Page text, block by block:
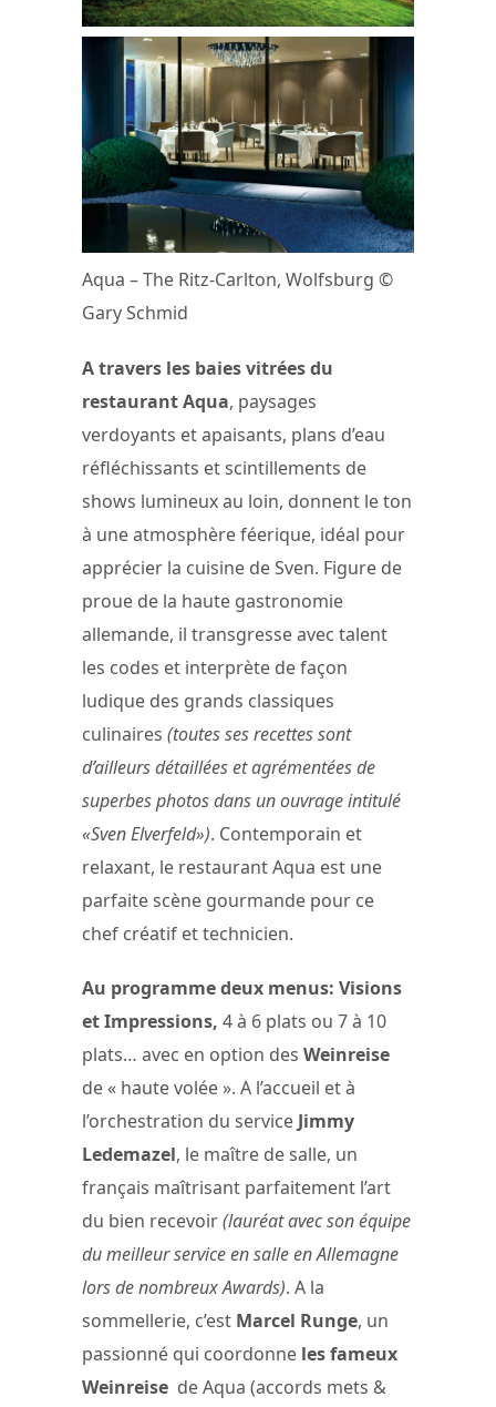
Aqua – The Ritz-Carlton, Wolfsburg ©
Gary Schmid
A travers les baies vitrées du
restaurant Aqua, paysages
verdoyants et apaisants, plans d’eau
réfléchissants et scintillements de
shows lumineux au loin, donnent le ton
à une atmosphère féerique, idéal pour
apprécier la cuisine de Sven. Figure de
proue de la haute gastronomie
allemande, il transgresse avec talent
les codes et interprète de façon
ludique des grands classiques
culinaires (toutes ses recettes sont
d’ailleurs détaillées et agrémentées de
superbes photos dans un ouvrage intitulé
«Sven Elverfeld»). Contemporain et
relaxant, le restaurant Aqua est une
parfaite scène gourmande pour ce
chef créatif et technicien.
Au programme deux menus: Visions
et Impressions, 4 à 6 plats ou 7 à 10
plats… avec en option des Weinreise
de « haute volée ». A l’accueil et à
l’orchestration du service Jimmy
Ledemazel, le maître de salle, un
français maîtrisant parfaitement l’art
du bien recevoir(lauréat avec son équipe
du meilleur service en salle en Allemagne
lors de nombreux Awards). A la
sommellerie, c’est Marcel Runge, un
passionné qui coordonne les fameux
Weinreise de Aqua (accords mets &